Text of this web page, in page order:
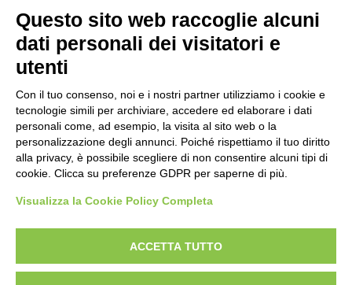
Politica per la parità di genere
Politica antibullismo
Piè di pagina
Contatti
Lavora con noi
Amministrazione
Seguici su
Questo sito web raccoglie alcuni
dati personali dei visitatori e
utenti
Con il tuo consenso, noi e i nostri partner utilizziamo i cookie e
tecnologie simili per archiviare, accedere ed elaborare i dati
personali come, ad esempio, la visita al sito web o la
personalizzazione degli annunci. Poiché rispettiamo il tuo diritto
alla privacy, è possibile scegliere di non consentire alcuni tipi di
cookie. Clicca su preferenze GDPR per saperne di più.
Visualizza la Cookie Policy Completa
ACCETTA TUTTO